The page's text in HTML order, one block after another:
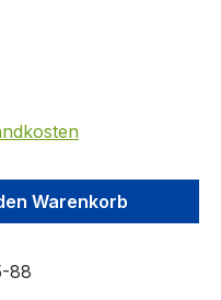
Warenkorb
88